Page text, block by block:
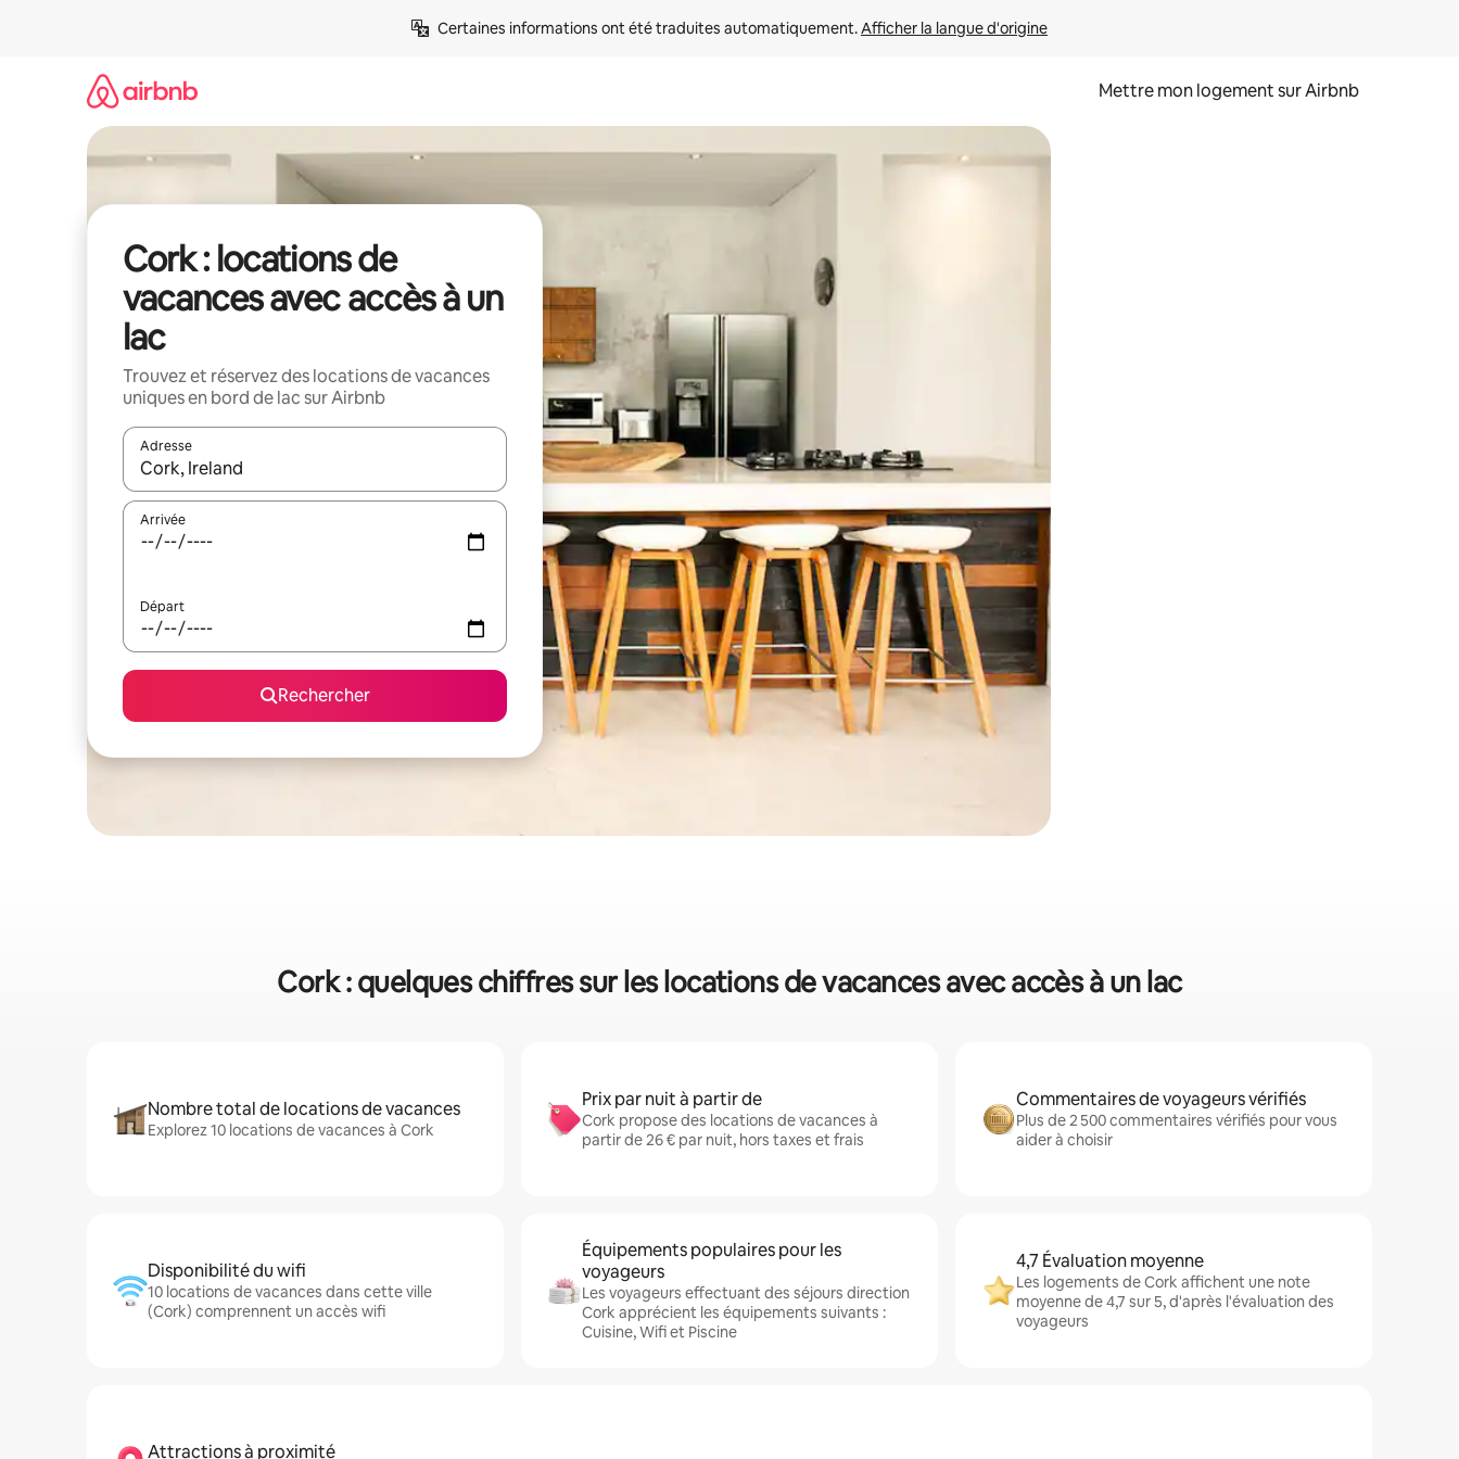
Certaines informations ont été traduites automatiquement. Afficher la langue d'origine
Mettre mon logement sur Airbnb
Cork : locations de
vacances avec accès à un
lac
Trouvez et réservez des locations de vacances
uniques en bord de lac sur Airbnb
Adresse
Lorsque les résultats s'affichent, utilisez les flèches vers le haut et vers le bas pour les parcourir ou en appuyant et en faisant glisser.
Arrivée
Départ
Rechercher
Cork : quelques chiffres sur les locations de vacances avec accès à un lac
Nombre total de locations de vacances
Explorez 10 locations de vacances à Cork
Prix par nuit à partir de
Cork propose des locations de vacances à
partir de 26 € par nuit, hors taxes et frais
Commentaires de voyageurs vérifiés
Plus de 2 500 commentaires vérifiés pour vous
aider à choisir
Disponibilité du wifi
10 locations de vacances dans cette ville
(Cork) comprennent un accès wifi
Équipements populaires pour les
voyageurs
Les voyageurs effectuant des séjours direction
Cork apprécient les équipements suivants :
Cuisine, Wifi et Piscine
4,7 Évaluation moyenne
Les logements de Cork affichent une note
moyenne de 4,7 sur 5, d'après l'évaluation des
voyageurs
Attractions à proximité